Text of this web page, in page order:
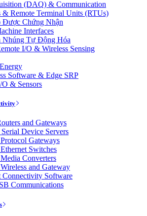
(DAQ) & Communication
& Remote Terminal Units (RTUs)
Được Chứng Nhận
Interfaces
Nhúng Tự Động Hóa
I/O & Wireless Sensing
Software & Edge SRP
O & Sensors
and Gateways
Device Servers
Gateways
Switches
Converters
and Gateway
Connectivity Software
Communications